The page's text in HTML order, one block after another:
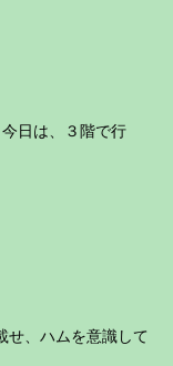
は、３階で行
ハムを意識して